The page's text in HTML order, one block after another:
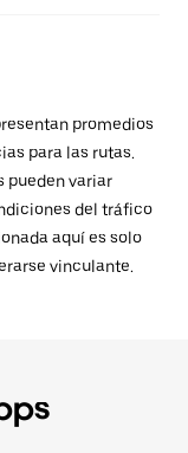
promedios
para las rutas.
pueden variar
del tráfico
aquí es solo
vinculante.